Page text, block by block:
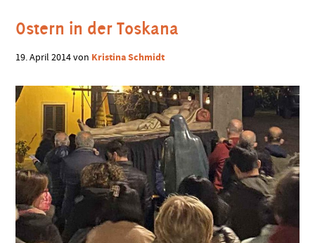
Ostern in der Toskana
19. April 2014von Kristina Schmidt